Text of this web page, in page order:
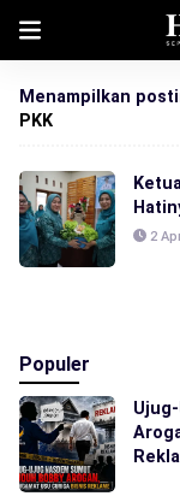
Menampilkan
PKK
2
Populer